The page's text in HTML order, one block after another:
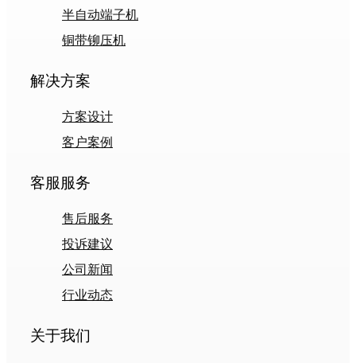
半自动端子机
铜带铆压机
解决方案
方案设计
客户案例
客服服务
售后服务
投诉建议
公司新闻
行业动态
关于我们